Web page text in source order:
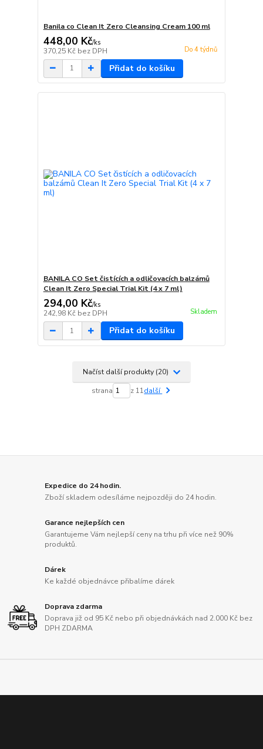
Banila co Clean It Zero Cleansing Cream 100 ml
448,00 Kč/ks
370,25 Kč bez DPH Do 4 týdnů
Přidat do košíku
BANILA CO Set čistících a odličovacích balzámů
Clean It Zero Special Trial Kit (4 x 7 ml)
294,00 Kč/ks
242,98 Kč bez DPH Skladem
Přidat do košíku
Načíst další produkty (20)
strana z 11další
Expedice do 24 hodin.
Zboží skladem odesíláme nejpozději do 24 hodin.
Garance nejlepších cen
Garantujeme Vám nejlepší ceny na trhu při více než 90%
produktů.
Dárek
Ke každé objednávce přibalíme dárek
Doprava zdarma
Doprava již od 95 Kč nebo při objednávkách nad 2.000 Kč bez
DPH ZDARMA